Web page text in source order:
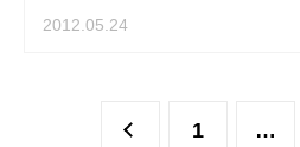
2012.05.24
1 …